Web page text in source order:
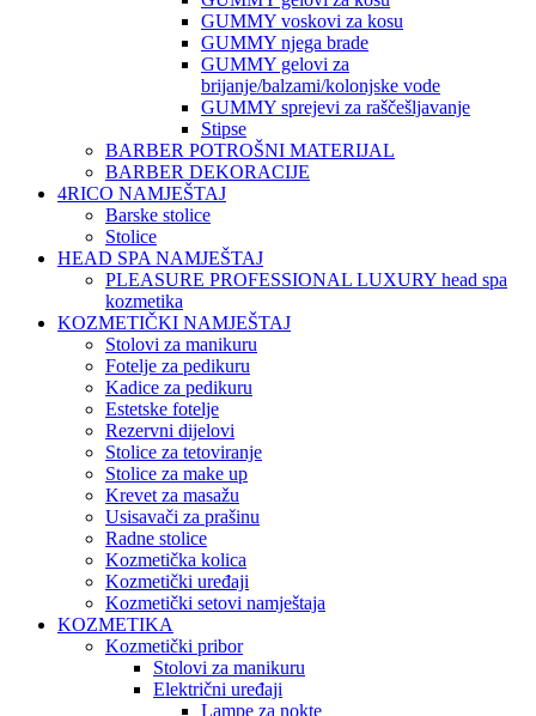
GUMMY voskovi za kosu
GUMMY njega brade
GUMMY gelovi za
brijanje/balzami/kolonjske vode
GUMMY sprejevi za raščešljavanje
Stipse
BARBER POTROŠNI MATERIJAL
BARBER DEKORACIJE
4RICO NAMJEŠTAJ
Barske stolice
Stolice
HEAD SPA NAMJEŠTAJ
PLEASURE PROFESSIONAL LUXURY head spa
kozmetika
KOZMETIČKI NAMJEŠTAJ
Stolovi za manikuru
Fotelje za pedikuru
Kadice za pedikuru
Estetske fotelje
Rezervni dijelovi
Stolice za tetoviranje
Stolice za make up
Krevet za masažu
Usisavači za prašinu
Radne stolice
Kozmetička kolica
Kozmetički uređaji
Kozmetički setovi namještaja
KOZMETIKA
Kozmetički pribor
Stolovi za manikuru
Električni uređaji
Lampe za nokte